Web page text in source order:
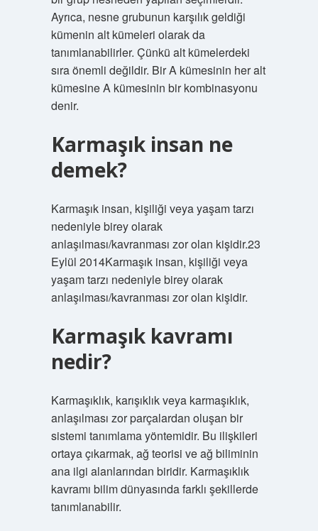
Ayrıca, nesne grubunun karşılık geldiği
kümenin alt kümeleri olarak da
tanımlanabilirler. Çünkü alt kümelerdeki
sıra önemli değildir. Bir A kümesinin her alt
kümesine A kümesinin bir kombinasyonu
denir.
Karmaşık insan ne
demek?
Karmaşık insan, kişiliği veya yaşam tarzı
nedeniyle birey olarak
anlaşılması/kavranması zor olan kişidir.23
Eylül 2014Karmaşık insan, kişiliği veya
yaşam tarzı nedeniyle birey olarak
anlaşılması/kavranması zor olan kişidir.
Karmaşık kavramı
nedir?
Karmaşıklık, karışıklık veya karmaşıklık,
anlaşılması zor parçalardan oluşan bir
sistemi tanımlama yöntemidir. Bu ilişkileri
ortaya çıkarmak, ağ teorisi ve ağ biliminin
ana ilgi alanlarından biridir. Karmaşıklık
kavramı bilim dünyasında farklı şekillerde
tanımlanabilir.